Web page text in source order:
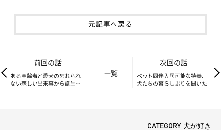
元記事へ戻る
前回の話
ある高齢者と愛犬の忘れられ
ない悲しい出来事から誕生し
一覧
次回の話
ペット同伴入居可能な特養、
犬たちの暮らしぶりを聞いた
CATEGORY 犬が好き